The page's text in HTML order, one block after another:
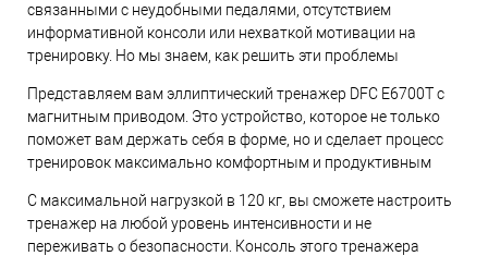
связанными с неудобными педалями, отсутствием
информативной консоли или нехваткой мотивации на
тренировку. Но мы знаем, как решить эти проблемы
Представляем вам эллиптический тренажер DFC E6700T с
магнитным приводом. Это устройство, которое не только
поможет вам держать себя в форме, но и сделает процесс
тренировок максимально комфортным и продуктивным
С максимальной нагрузкой в 120 кг, вы сможете настроить
тренажер на любой уровень интенсивности и не
переживать о безопасности. Консоль этого тренажера